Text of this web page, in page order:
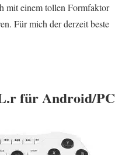
mit einem tollen Formfaktor
Für mich der derzeit beste
für Android/PC